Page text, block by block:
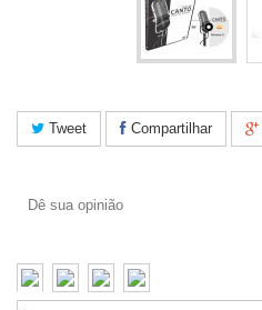
Tweet Compartilhar
Dê sua opinião